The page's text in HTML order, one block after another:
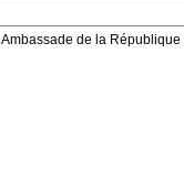
Ambassade de la